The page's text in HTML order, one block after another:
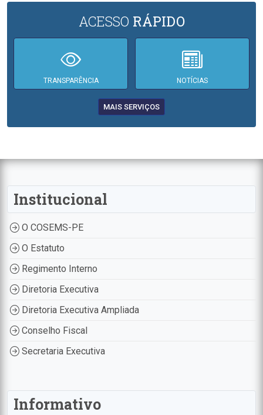
ACESSO RÁPIDO
TRANSPARÊNCIA NOTÍCIAS
MAIS SERVIÇOS
Institucional
O COSEMS-PE
O Estatuto
Regimento Interno
Diretoria Executiva
Diretoria Executiva Ampliada
Conselho Fiscal
Secretaria Executiva
Informativo